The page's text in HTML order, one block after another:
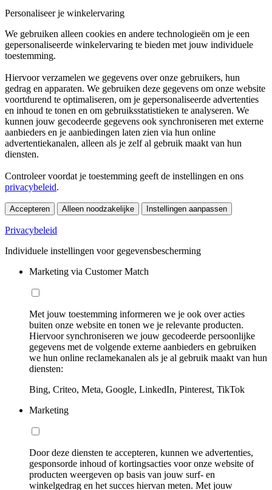
Personaliseer je winkelervaring
We gebruiken alleen cookies en andere technologieën om je een
gepersonaliseerde winkelervaring te bieden met jouw individuele
toestemming.
Hiervoor verzamelen we gegevens over onze gebruikers, hun
gedrag en apparaten. We gebruiken deze gegevens om onze website
voortdurend te optimaliseren, om je gepersonaliseerde advertenties
en inhoud te tonen en om gebruiksstatistieken te analyseren. We
kunnen jouw gecodeerde gegevens ook synchroniseren met externe
aanbieders en je aanbiedingen laten zien via hun online
advertentiekanalen, alleen als je zelf al gebruik maakt van hun
diensten.
Controleer voordat je toestemming geeft de instellingen en ons
privacybeleid.
Accepteren Alleen noodzakelijke Instellingen aanpassen
Privacybeleid
Individuele instellingen voor gegevensbescherming
Marketing via Customer Match
Met jouw toestemming informeren we je ook over acties
buiten onze website en tonen we je relevante producten.
Hiervoor synchroniseren we jouw gecodeerde persoonlijke
gegevens met de volgende externe aanbieders en gebruiken
we hun online reclamekanalen als je al gebruik maakt van hun
diensten:
Bing, Criteo, Meta, Google, LinkedIn, Pinterest, TikTok
Marketing
Door deze diensten te accepteren, kunnen we advertenties,
gesponsorde inhoud of kortingsacties voor onze website of
producten weergeven op basis van jouw surf- en
winkelgedrag en het succes hiervan meten. Met jouw